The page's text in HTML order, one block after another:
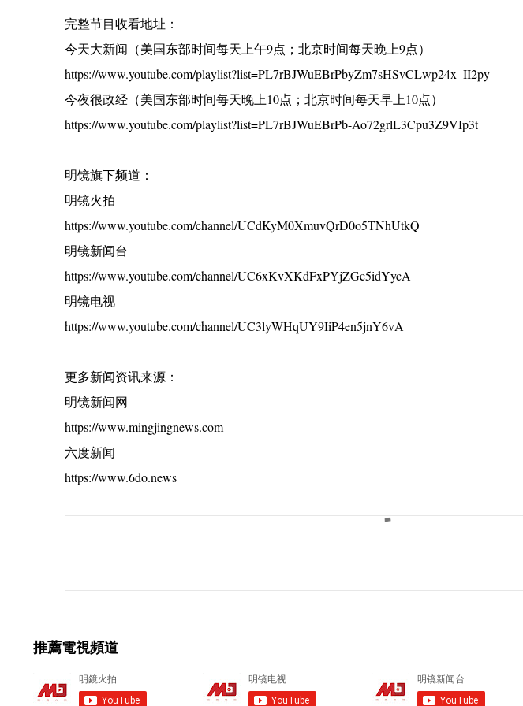
完整节目收看地址：
今天大新闻（美国东部时间每天上午9点；北京时间每天晚上9点）
https://www.youtube.com/playlist?list=PL7rBJWuEBrPbyZm7sHSvCLwp24x_II2py
今夜很政经（美国东部时间每天晚上10点；北京时间每天早上10点）
https://www.youtube.com/playlist?list=PL7rBJWuEBrPb-Ao72grlL3Cpu3Z9VIp3t
明镜旗下频道：
明镜火拍
https://www.youtube.com/channel/UCdKyM0XmuvQrD0o5TNhUtkQ
明镜新闻台
https://www.youtube.com/channel/UC6xKvXKdFxPYjZGc5idYycA
明镜电视
https://www.youtube.com/channel/UC3lyWHqUY9IiP4en5jnY6vA
更多新闻资讯来源：
明镜新闻网
https://www.mingjingnews.com
六度新闻
https://www.6do.news
n
s
推薦電視頻道